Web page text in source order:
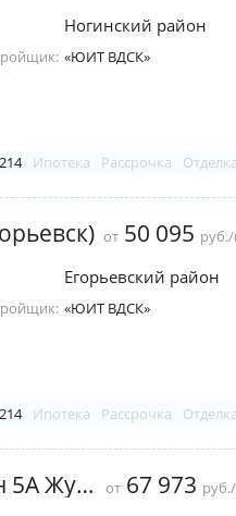
Ногинский район
«ЮИТ ВДСК»
Ипотека Рассрочка
от 50 095
Егорьевский район
«ЮИТ ВДСК»
Ипотека Рассрочка
ЖК "Солнечный" мкрн 5А Жуковский от 67 973